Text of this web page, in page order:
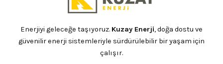
Enerjiyi geleceğe taşıyoruz. Kuzay Enerji, doğa dostu ve
güvenilir enerji sistemleriyle sürdürülebilir bir yaşam için
çalışır.